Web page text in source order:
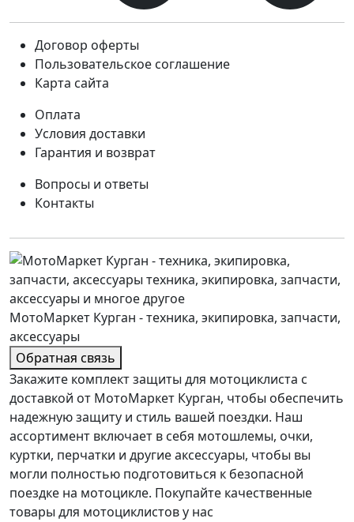
Договор оферты
Пользовательское соглашение
Карта сайта
Оплата
Условия доставки
Гарантия и возврат
Вопросы и ответы
Контакты
МотоМаркет Курган - техника, экипировка, запчасти,
аксессуары
Обратная связь
Закажите комплект защиты для мотоциклиста с
доставкой от МотоМаркет Курган, чтобы обеспечить
надежную защиту и стиль вашей поездки. Наш
ассортимент включает в себя мотошлемы, очки,
куртки, перчатки и другие аксессуары, чтобы вы
могли полностью подготовиться к безопасной
поездке на мотоцикле. Покупайте качественные
товары для мотоциклистов у нас